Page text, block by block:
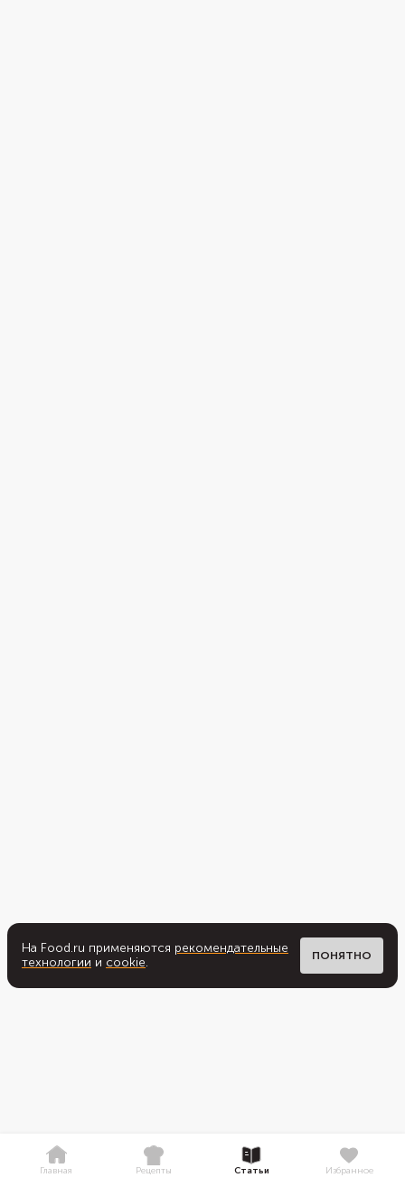
На Food.ru применяются рекомендательные
технологии и cookie. ПОНЯТНО
Главная Рецепты Статьи Избранное